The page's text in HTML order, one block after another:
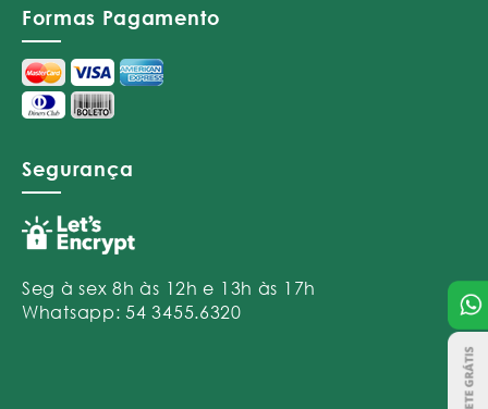
Formas Pagamento
Segurança
Seg à sex 8h às 12h e 13h às 17h
Whatsapp: 54 3455.6320